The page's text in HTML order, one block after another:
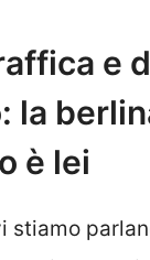
e
la
è lei
stiamo